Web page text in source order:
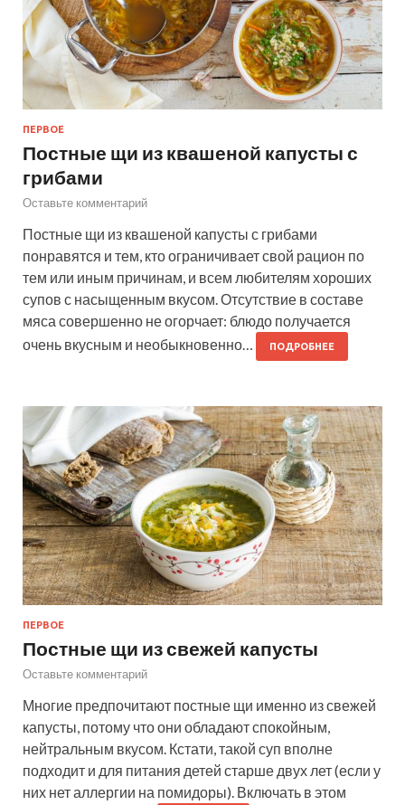
ПЕРВОЕ
Постные щи из квашеной капусты с
грибами
Оставьте комментарий
Постные щи из квашеной капусты с грибами
понравятся и тем, кто ограничивает свой рацион по
тем или иным причинам, и всем любителям хороших
супов с насыщенным вкусом. Отсутствие в составе
мяса совершенно не огорчает: блюдо получается
очень вкусным и необыкновенно…
ПОДРОБНЕЕ
ПЕРВОЕ
Постные щи из свежей капусты
Оставьте комментарий
Многие предпочитают постные щи именно из свежей
капусты, потому что они обладают спокойным,
нейтральным вкусом. Кстати, такой суп вполне
подходит и для питания детей старше двух лет (если у
них нет аллергии на помидоры). Включать в этом